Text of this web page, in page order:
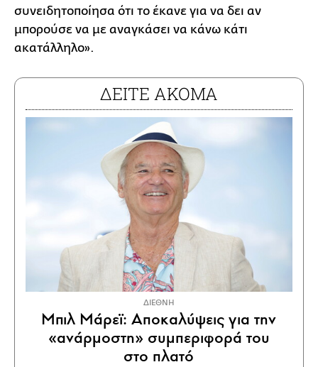
συνειδητοποίησα ότι το έκανε για να δει αν
μπορούσε να με αναγκάσει να κάνω κάτι
ακατάλληλο».
ΔΕΙΤΕ ΑΚΟΜΑ
ΔΙΕΘΝΗ
Μπιλ Μάρεϊ: Αποκαλύψεις για την
«ανάρμοστη» συμπεριφορά του
στο πλατό